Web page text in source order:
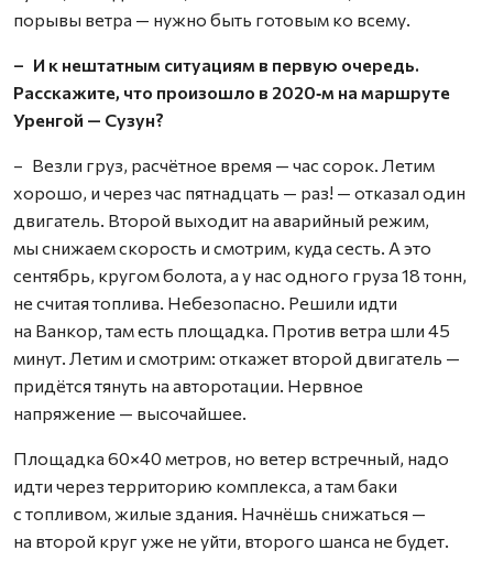
порывы ветра — нужно быть готовым ко всему.
– И к нештатным ситуациям в первую очередь.
Расскажите, что произошло в 2020‑м на маршруте
Уренгой — Сузун?
– Везли груз, расчётное время — час сорок. Летим
хорошо, и через час пятнадцать — раз! — отказал один
двигатель. Второй выходит на аварийный режим,
мы снижаем скорость и смотрим, куда сесть. А это
сентябрь, кругом болота, а у нас одного груза 18 тонн,
не считая топлива. Небезопасно. Решили идти
на Ванкор, там есть площадка. Против ветра шли 45
минут. Летим и смотрим: откажет второй двигатель —
придётся тянуть на авторотации. Нервное
напряжение — высочайшее.
Площадка 60×40 метров, но ветер встречный, надо
идти через территорию комплекса, а там баки
с топливом, жилые здания. Начнёшь снижаться —
на второй круг уже не уйти, второго шанса не будет.